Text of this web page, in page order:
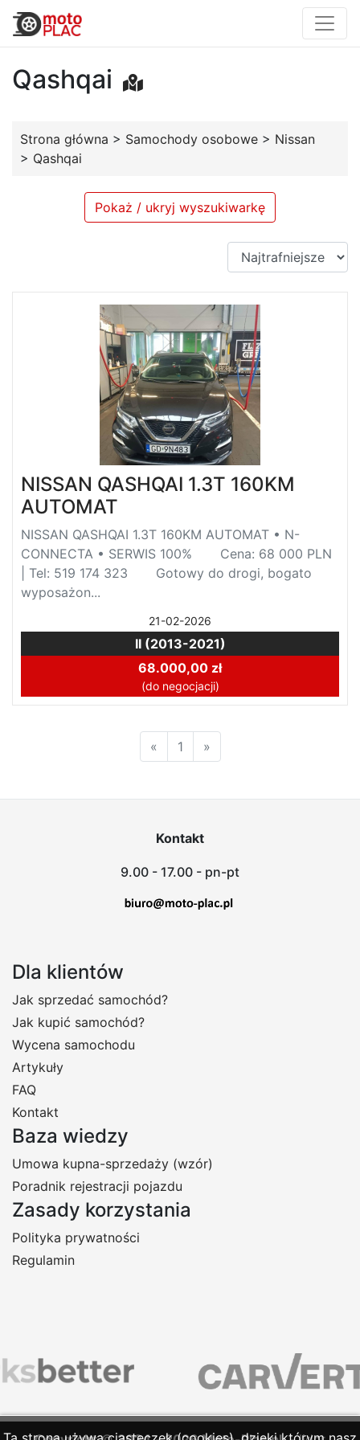
Qashqai
Strona główna > Samochody osobowe > Nissan
> Qashqai
Pokaż / ukryj wyszukiwarkę
NISSAN QASHQAI 1.3T 160KM
AUTOMAT
NISSAN QASHQAI 1.3T 160KM AUTOMAT • N-
CONNECTA • SERWIS 100% Cena: 68 000 PLN
| Tel: 519 174 323 Gotowy do drogi, bogato
wyposażon...
21-02-2026
II (2013-2021)
68.000,00 zł
(do negocjacji)
« 1 »
Kontakt
9.00 - 17.00 - pn-pt
Dla klientów
Jak sprzedać samochód?
Jak kupić samochód?
Wycena samochodu
Artykuły
FAQ
Kontakt
Baza wiedzy
Umowa kupna-sprzedaży (wzór)
Poradnik rejestracji pojazdu
Zasady korzystania
Polityka prywatności
Regulamin